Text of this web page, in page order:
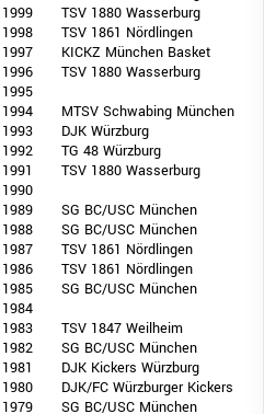
1999
TSV 1880 Wasserburg
1998
TSV 1861 Nördlingen
1997
KICKZ München Basket
1996
TSV 1880 Wasserburg
1995
1994
MTSV Schwabing München
1993
DJK Würzburg
1992
TG 48 Würzburg
1991
TSV 1880 Wasserburg
1990
1989
SG BC/USC München
1988
SG BC/USC München
1987
TSV 1861 Nördlingen
1986
TSV 1861 Nördlingen
1985
SG BC/USC München
1984
1983
TSV 1847 Weilheim
1982
SG BC/USC München
1981
DJK Kickers Würzburg
1980
DJK/FC Würzburger Kickers
1979
SG BC/USC München